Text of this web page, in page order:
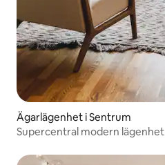
Ägarlägenhet i Sentrum
Supercentral modern lägenhet